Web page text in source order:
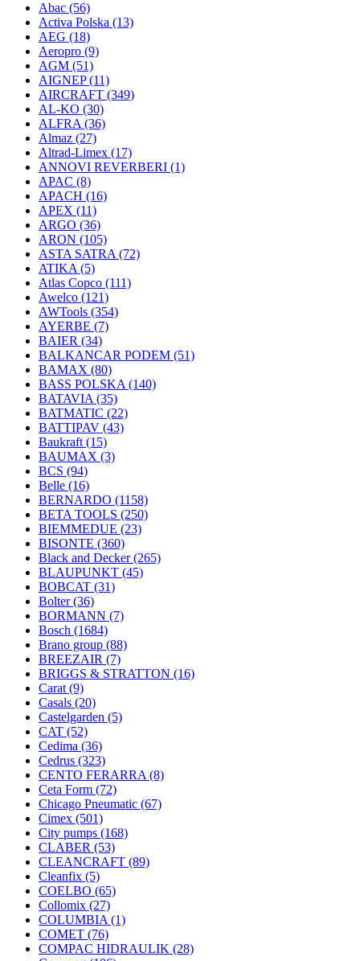
Abac (56)
Activa Polska (13)
AEG (18)
Aeropro (9)
AGM (51)
AIGNEP(11)
AIRCRAFT (349)
AL-KO (30)
ALFRA (36)
Almaz (27)
Altrad-Limex (17)
ANNOVI REVERBERI (1)
APAC (8)
APACH (16)
APEX (11)
ARGO (36)
ARON (105)
ASTA SATRA (72)
ATIKA (5)
Atlas Copco (111)
Awelco (121)
AWTools (354)
AYERBE (7)
BAIER (34)
BALKANCAR PODEM (51)
BAMAX (80)
BASS POLSKA (140)
BATAVIA (35)
BATMATIC (22)
BATTIPAV (43)
Baukraft (15)
BAUMAX (3)
BCS (94)
Belle (16)
BERNARDO (1158)
BETA TOOLS (250)
BIEMMEDUE (23)
BISONTE (360)
Black and Decker(265)
BLAUPUNKT (45)
BOBCAT (31)
Bolter(36)
BORMANN (7)
Bosch (1684)
Brano group (88)
BREEZAIR (7)
BRIGGS & STRATTON (16)
Carat (9)
Casals (20)
Castelgarden (5)
CAT (52)
Cedima (36)
Cedrus (323)
CENTO FERARRA (8)
Ceta Form (72)
Chicago Pneumatic (67)
Cimex (501)
City pumps (168)
CLABER (53)
CLEANCRAFT (89)
Cleanfix (5)
COELBO (65)
Collomix (27)
COLUMBIA (1)
COMET (76)
COMPAC HIDRAULIK (28)